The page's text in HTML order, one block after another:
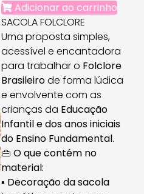
Adicionar ao carrinho
SACOLA FOLCLORE
Uma proposta simples,
acessível e encantadora
para trabalhar o Folclore
Brasileirode forma lúdica
e envolvente com as
crianças da Educação
Infantil e dos anos iniciais
do Ensino Fundamental.
👜 O que contém no
material:
▪ Decoração da sacola